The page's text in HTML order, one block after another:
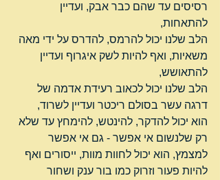
רסיסים עד שהם כבר אבק, ועדיין
להתאחות,
הלב שלנו יכול להרמס, להדרס על ידי מאה
משאיות, ואף להיות לשק איגרוף ועדיין
להתאושש,
הלב שלנו יכול לכאוב רעידת אדמה של
דרגה עשר בסולם ריכטר ועדיין לשרוד,
הוא יכול להדקר, להינטש, להימחץ עד שלא
רק שלנשום אי אפשר - גם אי אפשר
למצמץ, הוא יכול לחוות מוות, ייסורים ואף
להיות פעור וזרוק כמו בור ענק ושחור